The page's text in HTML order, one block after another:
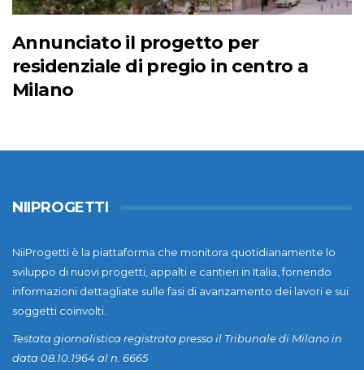
Annunciato il progetto per
residenziale di pregio in centro a
Milano
NIIPROGETTI
NiiProgetti è la piattaforma che monitora quotidianamente lo
sviluppo di nuovi progetti, appalti e cantieri in Italia, fornendo
informazioni dettagliate sulle fasi di avanzamento dei lavori e sui
soggetti coinvolti.
Testata giornalistica registrata presso il Tribunale di Milano in
data 08.10.1964 al n. 6665